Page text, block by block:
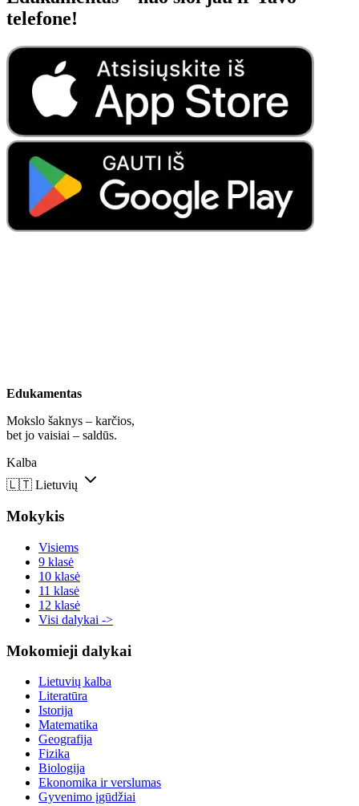
telefone!
Edukamentas
Mokslo šaknys – karčios,
bet jo vaisiai – saldūs.
Kalba
🇱🇹 Lietuvių
Mokykis
Visiems
9 klasė
10 klasė
11 klasė
12 klasė
Visi dalykai ->
Mokomieji dalykai
Lietuvių kalba
Literatūra
Istorija
Matematika
Geografija
Fizika
Biologija
Ekonomika ir verslumas
Gyvenimo įgūdžiai